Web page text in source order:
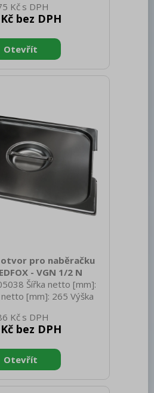
[mm]: 250 Hloubka
Výška brutto [mm]:
Vnější barva zařízení:
zařízení [mm]: 240
Kč
bez DPH
otvor pro naběračku
- VGN 1/2 N
Šířka netto [mm]:
[mm]: 265 Výška
[mm]: 550 Hloubka
Výška brutto [mm]:
Těsnění: Ne Úchyty: Ne
Nerezové Velikost
[mm]: GN 1/2 Otvor
Kč
bez DPH